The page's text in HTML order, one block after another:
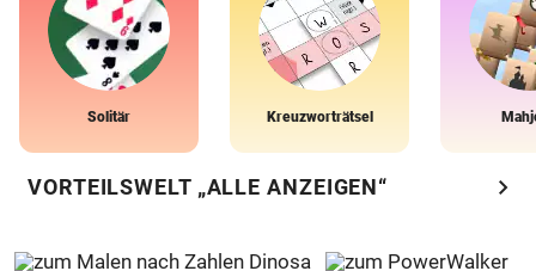
Solitär Kreuzworträtsel
VORTEILSWELT „ALLE ANZEIGEN“ chevron_right